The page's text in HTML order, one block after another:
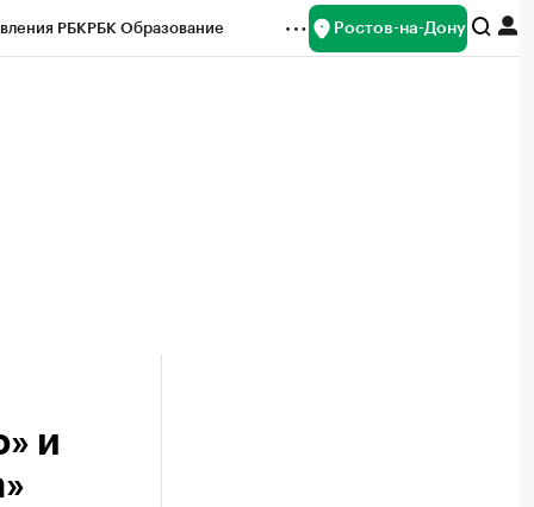
РБКРБК Образование Ростов-на-Дону
и